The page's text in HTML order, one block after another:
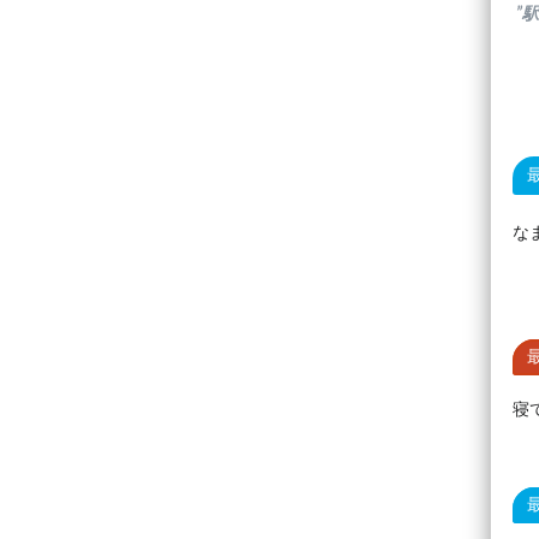
”
な
寝